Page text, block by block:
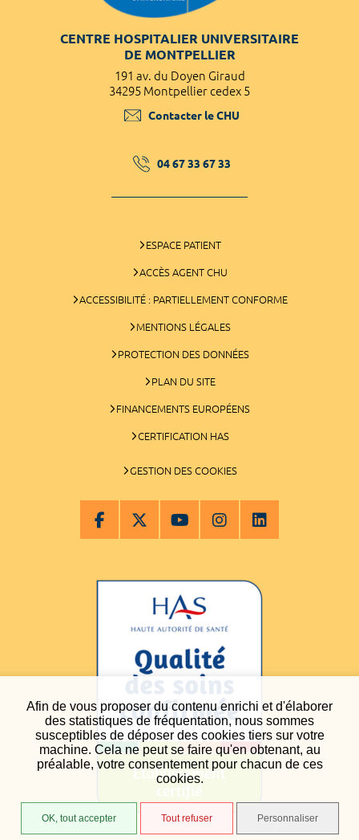
Afin de vous proposer du contenu enrichi et d'élaborer
des statistiques de fréquentation, nous sommes
susceptibles de déposer des cookies tiers sur votre
machine. Cela ne peut se faire qu'en obtenant, au
préalable, votre consentement pour chacun de ces
cookies.
OK, tout accepter Tout refuser Personnaliser
CENTRE HOSPITALIER UNIVERSITAIRE
DE MONTPELLIER
191 av. du Doyen Giraud
34295 Montpellier cedex 5
Contacter le CHU
04 67 33 67 33
ESPACE PATIENT
ACCÈS AGENT CHU
ACCESSIBILITÉ : PARTIELLEMENT CONFORME
MENTIONS LÉGALES
PROTECTION DES DONNÉES
PLAN DU SITE
FINANCEMENTS EUROPÉENS
CERTIFICATION HAS
GESTION DES COOKIES